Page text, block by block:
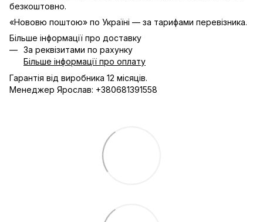
безкоштовно.
«Нововю поштою» по Україні — за тарифами перевізника.
Більше інформації про доставку
За реквізитами по рахунку
Більше інформації про оплату
Гарантія від виробника 12 місяців.
Менеджер Ярослав: +380681391558